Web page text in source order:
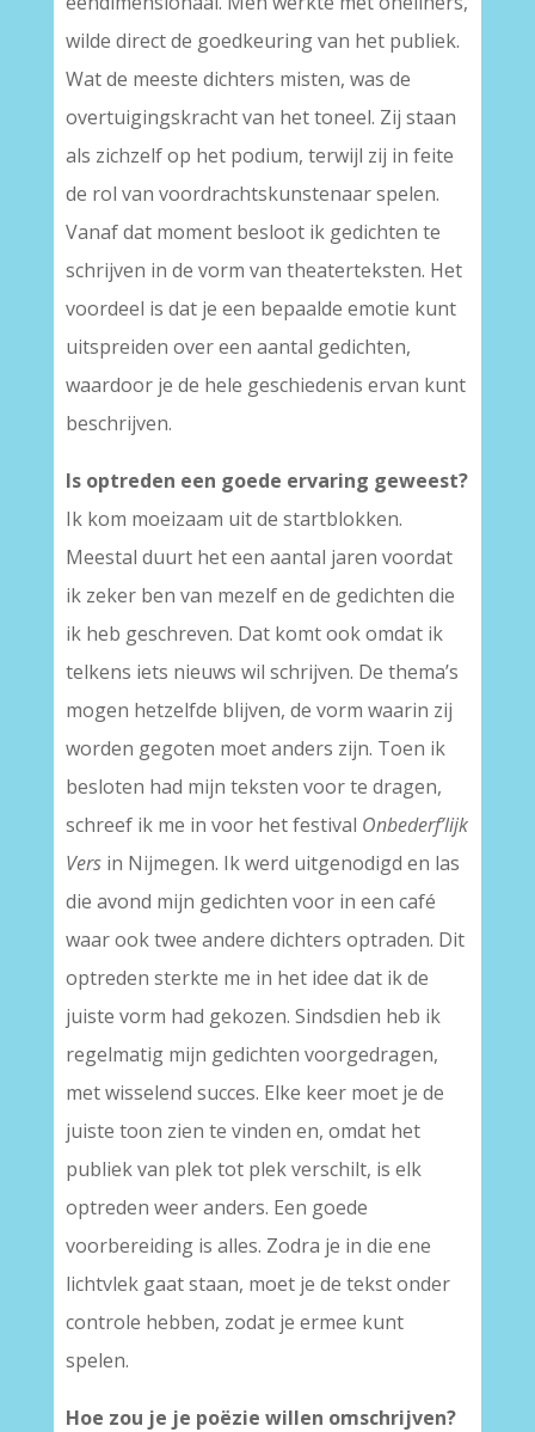
wilde direct de goedkeuring van het publiek.
Wat de meeste dichters misten, was de
overtuigingskracht van het toneel. Zij staan
als zichzelf op het podium, terwijl zij in feite
de rol van voordrachtskunstenaar spelen.
Vanaf dat moment besloot ik gedichten te
schrijven in de vorm van theaterteksten. Het
voordeel is dat je een bepaalde emotie kunt
uitspreiden over een aantal gedichten,
waardoor je de hele geschiedenis ervan kunt
beschrijven.
Is optreden een goede ervaring geweest?
Ik kom moeizaam uit de startblokken.
Meestal duurt het een aantal jaren voordat
ik zeker ben van mezelf en de gedichten die
ik heb geschreven. Dat komt ook omdat ik
telkens iets nieuws wil schrijven. De thema’s
mogen hetzelfde blijven, de vorm waarin zij
worden gegoten moet anders zijn. Toen ik
besloten had mijn teksten voor te dragen,
schreef ik me in voor het festival Onbederf’lijk
Vers in Nijmegen. Ik werd uitgenodigd en las
die avond mijn gedichten voor in een café
waar ook twee andere dichters optraden. Dit
optreden sterkte me in het idee dat ik de
juiste vorm had gekozen. Sindsdien heb ik
regelmatig mijn gedichten voorgedragen,
met wisselend succes. Elke keer moet je de
juiste toon zien te vinden en, omdat het
publiek van plek tot plek verschilt, is elk
optreden weer anders. Een goede
voorbereiding is alles. Zodra je in die ene
lichtvlek gaat staan, moet je de tekst onder
controle hebben, zodat je ermee kunt
spelen.
Hoe zou je je poëzie willen omschrijven?